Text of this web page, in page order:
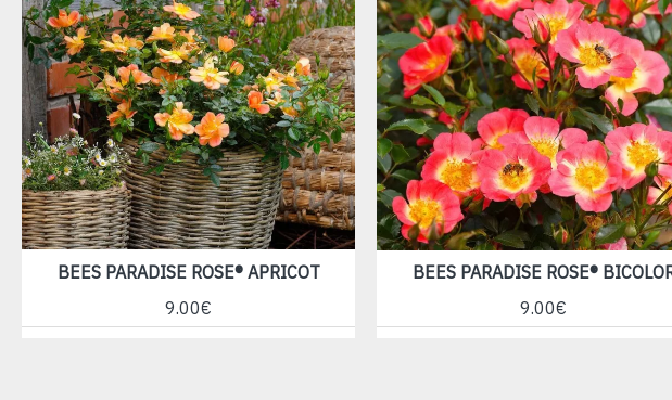
BEES PARADISE ROSE® APRICOT
9.00€
BEES PARADISE ROSE®
9.00€